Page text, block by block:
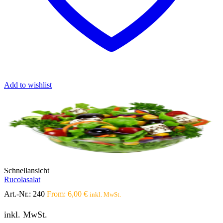
Add to wishlist
Schnellansicht
Rucolasalat
Art.-Nr.: 240 From: 6,00 € inkl. MwSt.
inkl. MwSt.